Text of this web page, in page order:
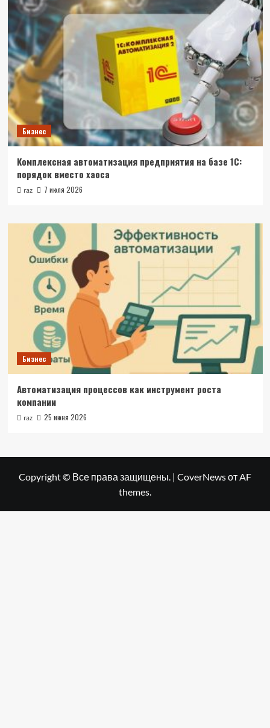
Бизнес
Комплексная автоматизация предприятия на базе 1С:
порядок вместо хаоса
raz 7 июля 2026
Бизнес
Автоматизация процессов как инструмент роста
компании
raz 25 июня 2026
Copyright © Все права защищены. | CoverNewsот AF
themes.